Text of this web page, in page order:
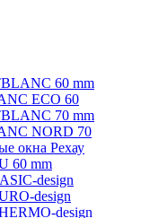
60 mm
ECO 60
70 mm
NORD 70
окна Рехау
60 mm
design
design
design